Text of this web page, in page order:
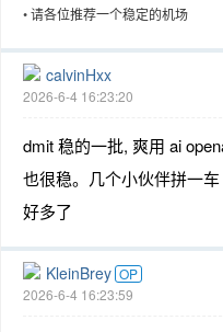
•请各位推荐一个稳定的机场
calvinHxx
2026-6-4 16:23:20
dmit 稳的一批, 爽用 ai
也很稳。几个小伙伴拼一
好多了
KleinBrey OP
2026-6-4 16:23:59